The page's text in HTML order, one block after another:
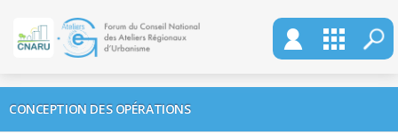
CONCEPTION DES OPÉRATIONS